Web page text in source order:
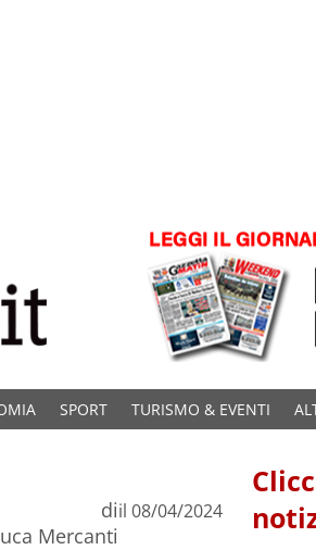
SPORT TURISMO & EVENTI
di
Mercanti
il 08/04/2024